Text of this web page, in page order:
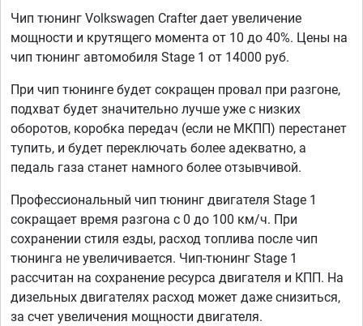
Чип тюнинг Volkswagen Crafter дает увеличение
мощности и крутящего момента от 10 до 40%. Цены на
чип тюнинг автомобиля Stage 1 от 14000 руб.
При чип тюнинге будет сокращен провал при разгоне,
подхват будет значительно лучше уже с низких
оборотов, коробка передач (если не МКПП) перестанет
тупить, и будет переключать более адекватно, а
педаль газа станет намного более отзывчивой.
Профессиональный чип тюнинг двигателя Stage 1
сокращает время разгона с 0 до 100 км/ч. При
сохранении стиля езды, расход топлива после чип
тюнинга не увеличивается. Чип-тюнинг Stage 1
рассчитан на сохранение ресурса двигателя и КПП. На
дизельных двигателях расход может даже снизиться,
за счет увеличения мощности двигателя.